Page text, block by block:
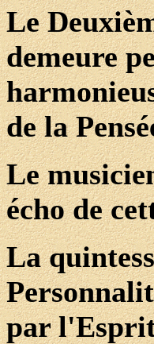
Le
demeure
de la
Le
écho de
La
par